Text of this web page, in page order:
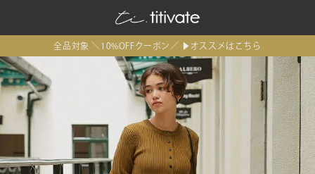
全品対象 ＼10%OFFクーポン／ ▶オススメはこちら